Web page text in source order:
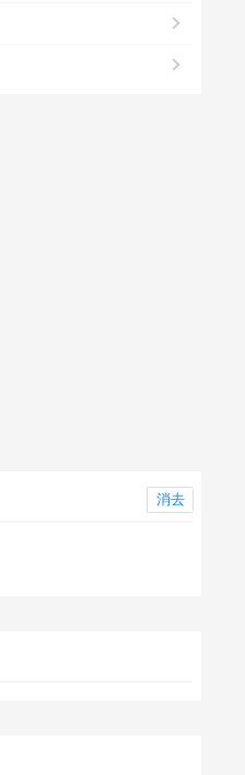
消去